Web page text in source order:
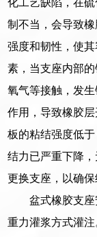
制不当，会导致
强度和韧性，使
素，当支座内部
氧气等接触，发
作用，导致橡胶
板的粘结强度低
结力已严重下降
更换支座，以确保
盆式橡胶支
重力灌浆方式灌